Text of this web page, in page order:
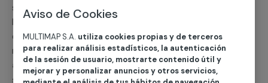
sin compromiso? Si lo haces, un miembro del equipo de
MULTIMAP se pondrá en contacto contigo y te
explicará todas las opciones con las que contamos en
nuestroservicio de reparación de aires
acondicionadossplit. Podemos ayudarte con el
suministro desplitsnuevos, o llevar a cabo las
Aviso de Cookies
MULTIMAP S.A. utiliza cookies propias y de terceros
para realizar análisis estadísticos, la autenticación
de la sesión de usuario, mostrarte contenido útil y
mejorar y personalizar anuncios y otros servicios,